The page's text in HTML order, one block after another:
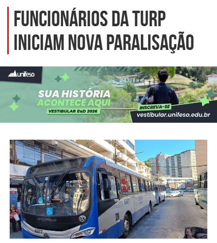
Funcionários da Turp
iniciam nova paralisação